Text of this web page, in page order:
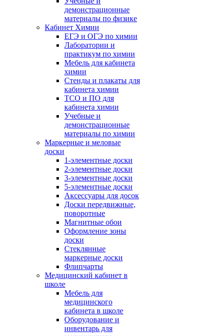
демонстрационные
материалы по физике
Кабинет Химии
ЕГЭ и ОГЭ по химии
Лаборатории и
практикум по химии
Мебель для кабинета
химии
Стенды и плакаты для
кабинета химии
ТСО и ПО для
кабинета химии
Учебные и
демонстрационные
материалы по химии
Маркерные и меловые
доски
1-элементные доски
2-элементные доски
3-элементные доски
5-элементные доски
Аксессуары для досок
Доски передвижные,
поворотные
Магнитные обои
Оформление зоны
доски
Стеклянные
маркерные доски
Флипчарты
Медицинский кабинет в
школе
Мебель для
медицинского
кабинета в школе
Оборудование и
инвентарь для